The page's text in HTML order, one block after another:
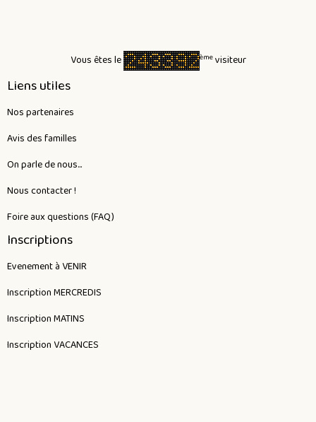
Vous êtes le èmevisiteur
Liens utiles
Nos partenaires
Avis des familles
On parle de nous...
Nous contacter !
Foire aux questions (FAQ)
Inscriptions
Evenement à VENIR
Inscription MERCREDIS
Inscription MATINS
Inscription VACANCES